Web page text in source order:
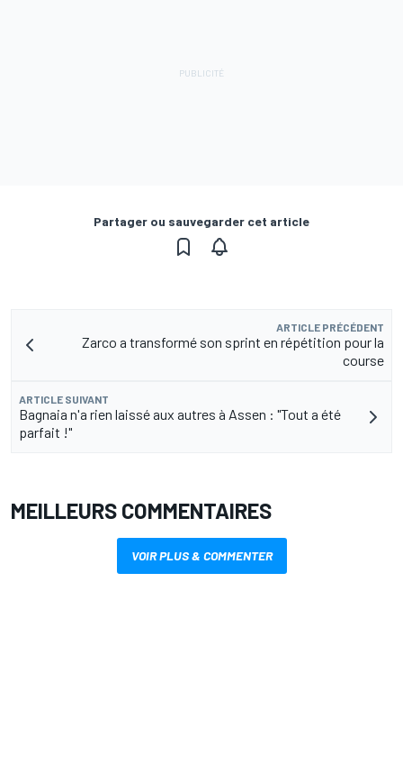
Partager ou sauvegarder cet article
ARTICLE PRÉCÉDENT
Zarco a transformé son sprint en répétition pour la
course
ARTICLE SUIVANT
Bagnaia n'a rien laissé aux autres à Assen : "Tout a été
parfait !"
MEILLEURS COMMENTAIRES
VOIR PLUS & COMMENTER